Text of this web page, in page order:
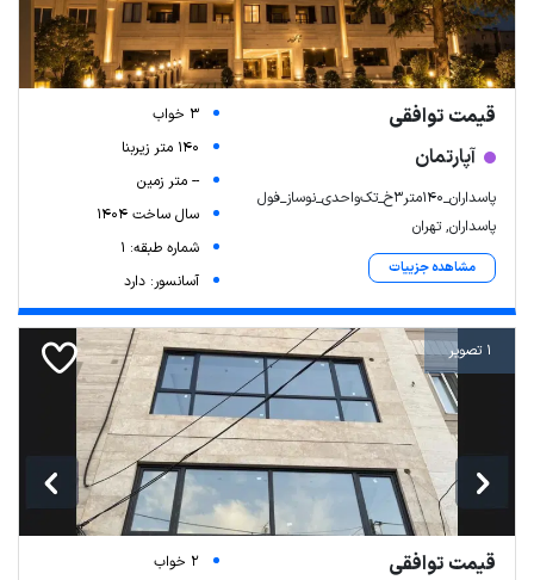
قیمت توافقی
آپارتمان
پاسداران_۱۴۰متر۳خ_تک‌واحدی_نوساز_فول
پاسداران, تهران
مشاهده جزییات
3 خواب
140 متر زیربنا
-- متر زمین
سال ساخت 1404
شماره طبقه: 1
آسانسور: دارد
1 تصویر
قیمت توافقی
2 خواب